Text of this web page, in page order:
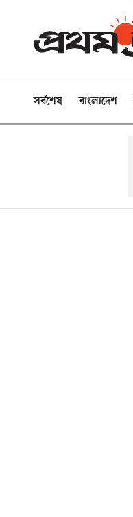
সর্বশেষ বাংলাদেশ